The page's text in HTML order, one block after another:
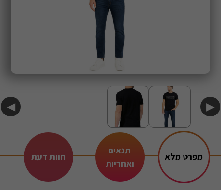
◀ ▶
מפרט מלא
תנאים
ואחריות
חוות דעת